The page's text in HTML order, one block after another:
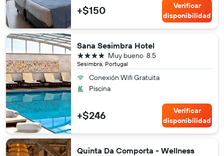
+$150
Verificar
disponibilidad
Sana Sesimbra Hotel
Sesimbra, Portugal
8.5
Muy bueno
4 estrellas
Conexión Wifi Gratuita
Piscina
+$246
Verificar
disponibilidad
Quinta Da Comporta - Wellness